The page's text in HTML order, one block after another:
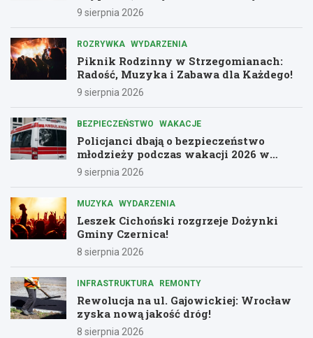
drogach
9 sierpnia 2026
ROZRYWKA WYDARZENIA
Piknik Rodzinny w Strzegomianach:
Radość, Muzyka i Zabawa dla Każdego!
9 sierpnia 2026
BEZPIECZEŃSTWO WAKACJE
Policjanci dbają o bezpieczeństwo
młodzieży podczas wakacji 2026 w
Dolnośląskiem
9 sierpnia 2026
MUZYKA WYDARZENIA
Leszek Cichoński rozgrzeje Dożynki
Gminy Czernica!
8 sierpnia 2026
INFRASTRUKTURA REMONTY
Rewolucja na ul. Gajowickiej: Wrocław
zyska nową jakość dróg!
8 sierpnia 2026